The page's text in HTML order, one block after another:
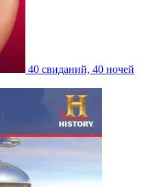
40 свиданий, 40 ночей